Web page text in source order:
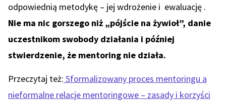
odpowiednią metodykę – jej wdrożenie i ewaluację .
Nie ma nic gorszego niż „pójście na żywioł”, danie
uczestnikom swobody działania i później
stwierdzenie, że mentoring nie działa.
Przeczytaj też: Sformalizowany proces mentoringu a
nieformalne relacje mentoringowe – zasady i korzyści